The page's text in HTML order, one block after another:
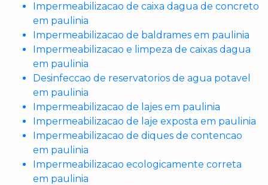
Impermeabilizacao de caixa dagua de concreto
em paulinia
Impermeabilizacao de baldrames em paulinia
Impermeabilizacao e limpeza de caixas dagua
em paulinia
Desinfeccao de reservatorios de agua potavel
em paulinia
Impermeabilizacao de lajes em paulinia
Impermeabilizacao de laje exposta em paulinia
Impermeabilizacao de diques de contencao
em paulinia
Impermeabilizacao ecologicamente correta
em paulinia